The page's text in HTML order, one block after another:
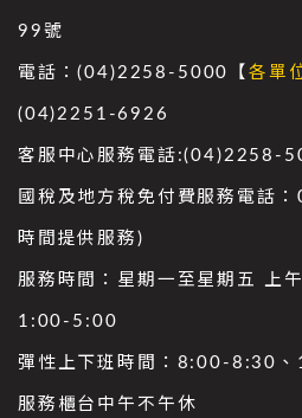
99號
電話：(04)2258-5000【各單
(04)2251-6926
客服中心服務電話:(04)2258-
國稅及地方稅免付費服務電話
時間提供服務)
服務時間：星期一至星期五 上
1:00-5:00
彈性上下班時間：8:00-8:30
服務櫃台中午不午休